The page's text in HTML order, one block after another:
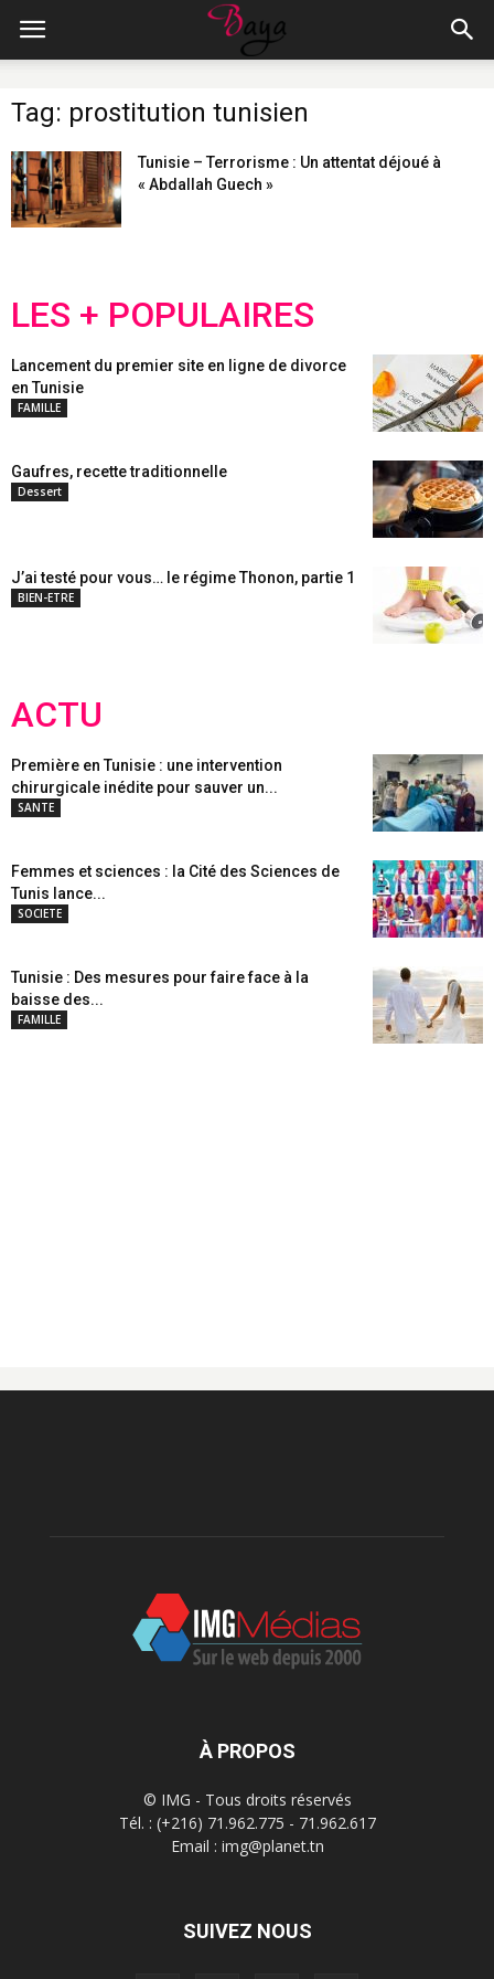
Tag: prostitution tunisien
Tunisie – Terrorisme : Un attentat déjoué à
« Abdallah Guech »
LES + POPULAIRES
Lancement du premier site en ligne de divorce
en Tunisie
FAMILLE
Gaufres, recette traditionnelle
Dessert
J’ai testé pour vous… le régime Thonon, partie 1
BIEN-ETRE
ACTU
Première en Tunisie : une intervention
chirurgicale inédite pour sauver un...
SANTE
Femmes et sciences : la Cité des Sciences de
Tunis lance...
SOCIETE
Tunisie : Des mesures pour faire face à la
baisse des...
FAMILLE
À PROPOS
© IMG - Tous droits réservés
Tél. : (+216) 71.962.775 - 71.962.617
Email : img@planet.tn
SUIVEZ NOUS